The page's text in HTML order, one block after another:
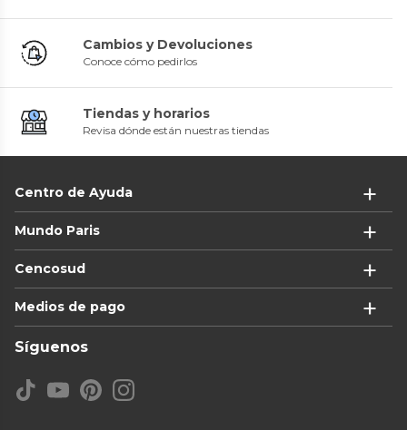
Cambios y Devoluciones
Conoce cómo pedirlos
Tiendas y horarios
Revisa dónde están nuestras tiendas
Centro de Ayuda
Mundo Paris
Cencosud
Medios de pago
Síguenos